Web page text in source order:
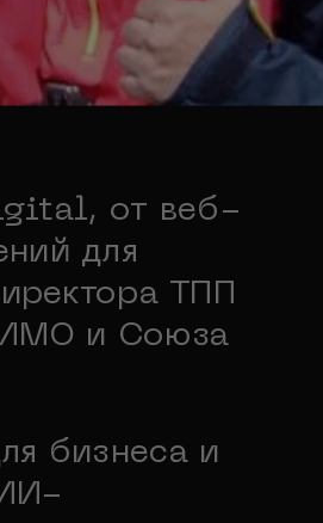
от веб-
для
ТПП
и Союза
бизнеса и
ИИ-